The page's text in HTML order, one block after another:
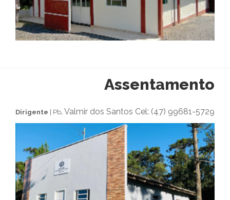
Assentamento
Dirigente | Pb. Valmir dos Santos Cel: (47) 99681-5729